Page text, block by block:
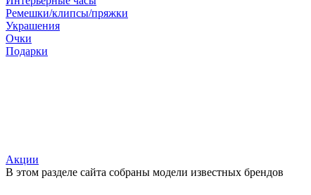
Ремешки/клипсы/пряжки
Украшения
Очки
Подарки
Акции
В этом разделе сайта собраны модели известных брендов